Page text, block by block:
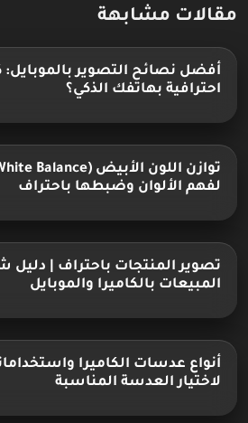
مقالات مشابهة
أفضل نصائح التصوير
احترافية بهاتفك الذكي؟
لفهم الألوان وضبطها باحتراف
تصوير المنتجات باحتراف | دليل
المبيعات بالكاميرا والموبايل
أنواع عدسات الكاميرا
لاختيار العدسة المناسبة